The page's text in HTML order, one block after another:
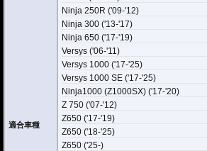
適合車種
Ninja 250R ('09-'12)
Ninja 300 ('13-'17)
Ninja 650 ('17-'19)
Versys ('06-'11)
Versys 1000 ('17-'25)
Versys 1000 SE ('17-'25)
Ninja1000 (Z1000SX) ('17-'20)
Z 750 ('07-'12)
Z650 ('17-'19)
Z650 ('18-'25)
Z650 ('25-)